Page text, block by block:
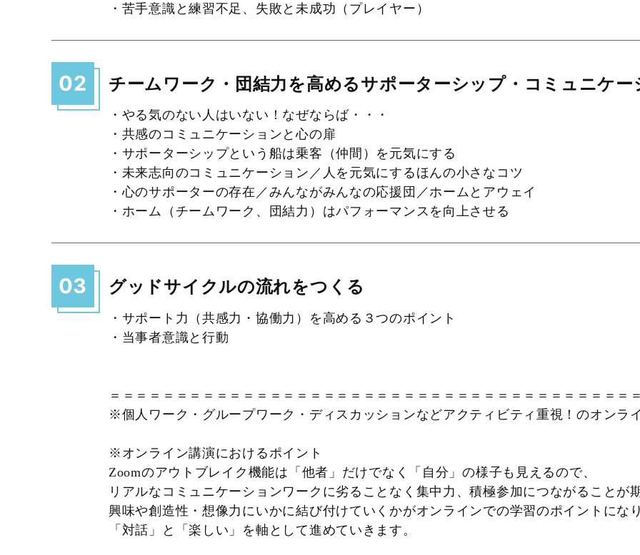
・苦手意識と練習不足、失敗と未成功（プレイヤー）
02 チームワーク・団結力を高めるサポーターシップ・コミュニケー
・やる気のない人はいない！なぜならば・・・
・共感のコミュニケーションと心の扉
・サポーターシップという船は乗客（仲間）を元気にする
・未来志向のコミュニケーション／人を元気にするほんの小さなコツ
・心のサポーターの存在／みんながみんなの応援団／ホームとアウェイ
・ホーム（チームワーク、団結力）はパフォーマンスを向上させる
03 グッドサイクルの流れをつくる
・サポート力（共感力・協働力）を高める３つのポイント
・当事者意識と行動
＝＝＝＝＝＝＝＝＝＝＝＝＝＝＝＝＝＝＝＝＝＝＝＝＝＝＝＝＝＝＝＝＝＝＝＝＝＝＝
※個人ワーク・グループワーク・ディスカッションなどアクティビティ重視！のオンラ
※オンライン講演におけるポイント
Zoomのアウトブレイク機能は「他者」だけでなく「自分」の様子も見えるので、
リアルなコミュニケーションワークに劣ることなく集中力、積極参加につながることが
興味や創造性・想像力にいかに結び付けていくかがオンラインでの学習のポイントにな
「対話」と「楽しい」を軸として進めていきます。